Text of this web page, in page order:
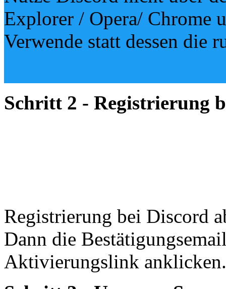
Nutze Discord nicht über
Explorer / Opera/ Chrome
- Registrierung
Registrierung bei Discord
Dann die
Aktivierungslink anklicken.